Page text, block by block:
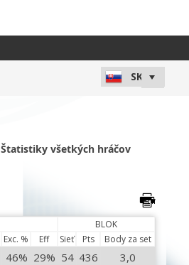
Štatistiky všetkých hráčov
BLOK
Exc. % Eff Sieť Pts Body za set
46% 29% 54 436
3,0